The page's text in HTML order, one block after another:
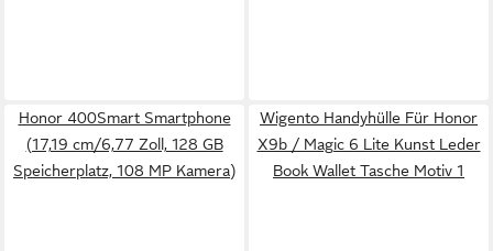
Honor 400Smart Smartphone
(17,19 cm/6,77 Zoll, 128 GB
Speicherplatz, 108 MP Kamera)
Wigento Handyhülle Für Honor
X9b / Magic 6 Lite Kunst Leder
Book Wallet Tasche Motiv 1